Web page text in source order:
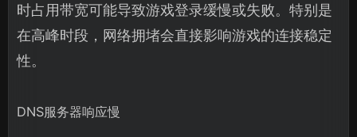
时占用带宽可能导致游戏登录缓慢或失败。特别是
在高峰时段，网络拥堵会直接影响游戏的连接稳定
性。
DNS服务器响应慢